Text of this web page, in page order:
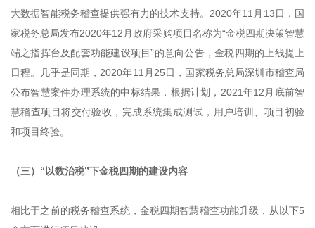
大数据智能税务稽查提供强有力的技术支持。2020年11月13日，国
家税务总局发布2020年12月政府采购项目名称为“金税四期决策智慧
端之指挥台及配套功能建设项目”的意向公告，金税四期的上线提上
日程。几乎是同期，2020年11月25日，国家税务总局深圳市稽查局
公布智慧案件办理系统的中标结果，根据计划，2021年12月底前智
慧稽查项目将交付验收，完成系统集成测试，用户培训、项目初验
和项目终验。
（三）“以数治税”下金税四期的建设内容
相比于之前的税务稽查系统，金税四期智慧稽查功能升级，从以下5